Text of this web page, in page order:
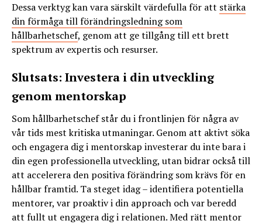
Dessa verktyg kan vara särskilt värdefulla för att stärka
din förmåga till förändringsledning som
hållbarhetschef, genom att ge tillgång till ett brett
spektrum av expertis och resurser.
Slutsats: Investera i din utveckling
genom mentorskap
Som hållbarhetschef står du i frontlinjen för några av
vår tids mest kritiska utmaningar. Genom att aktivt söka
och engagera dig i mentorskap investerar du inte bara i
din egen professionella utveckling, utan bidrar också till
att accelerera den positiva förändring som krävs för en
hållbar framtid. Ta steget idag – identifiera potentiella
mentorer, var proaktiv i din approach och var beredd
att fullt ut engagera dig i relationen. Med rätt mentor